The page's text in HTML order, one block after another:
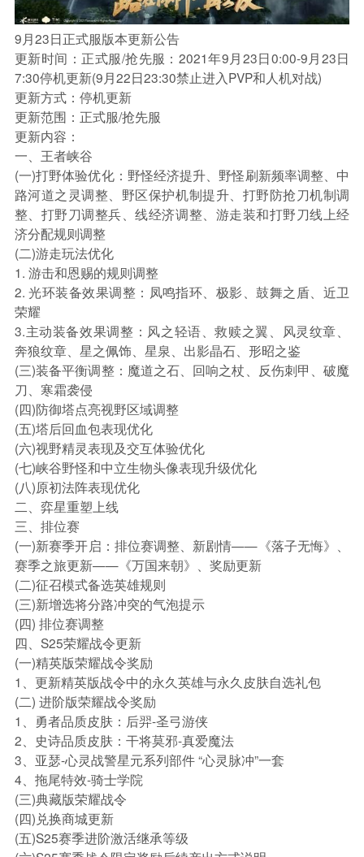
9月23日正式服版本更新公告
更新时间：正式服/抢先服：2021年9月23日0:00-9月23日
7:30停机更新(9月22日23:30禁止进入PVP和人机对战)
更新方式：停机更新
更新范围：正式服/抢先服
更新内容：
一、王者峡谷
(一)打野体验优化：野怪经济提升、野怪刷新频率调整、中
路河道之灵调整、野区保护机制提升、打野防抢刀机制调
整、打野刀调整兵、线经济调整、游走装和打野刀线上经
济分配规则调整
(二)游走玩法优化
1. 游击和恩赐的规则调整
2. 光环装备效果调整：凤鸣指环、极影、鼓舞之盾、近卫
荣耀
3.主动装备效果调整：风之轻语、救赎之翼、风灵纹章、
奔狼纹章、星之佩饰、星泉、出影晶石、形昭之鉴
(三)装备平衡调整：魔道之石、回响之杖、反伤刺甲、破魔
刀、寒霜袭侵
(四)防御塔点亮视野区域调整
(五)塔后回血包表现优化
(六)视野精灵表现及交互体验优化
(七)峡谷野怪和中立生物头像表现升级优化
(八)原初法阵表现优化
二、弈星重塑上线
三、排位赛
(一)新赛季开启：排位赛调整、新剧情——《落子无悔》、
赛季之旅更新——《万国来朝》、奖励更新
(二)征召模式备选英雄规则
(三)新增选将分路冲突的气泡提示
(四) 排位赛调整
四、S25荣耀战令更新
(一)精英版荣耀战令奖励
1、更新精英版战令中的永久英雄与永久皮肤自选礼包
(二) 进阶版荣耀战令奖励
1、勇者品质皮肤：后羿-圣弓游侠
2、史诗品质皮肤：干将莫邪-真爱魔法
3、亚瑟-心灵战警星元系列部件 “心灵脉冲”一套
4、拖尾特效-骑士学院
(三)典藏版荣耀战令
(四)兑换商城更新
(五)S25赛季进阶激活继承等级